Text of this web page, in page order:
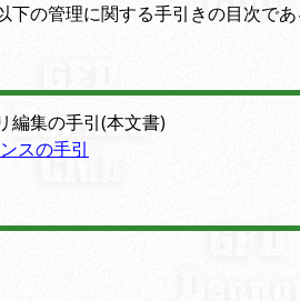
の管理に関する手引きの目次で
編集の手引(本文書)
スの手引